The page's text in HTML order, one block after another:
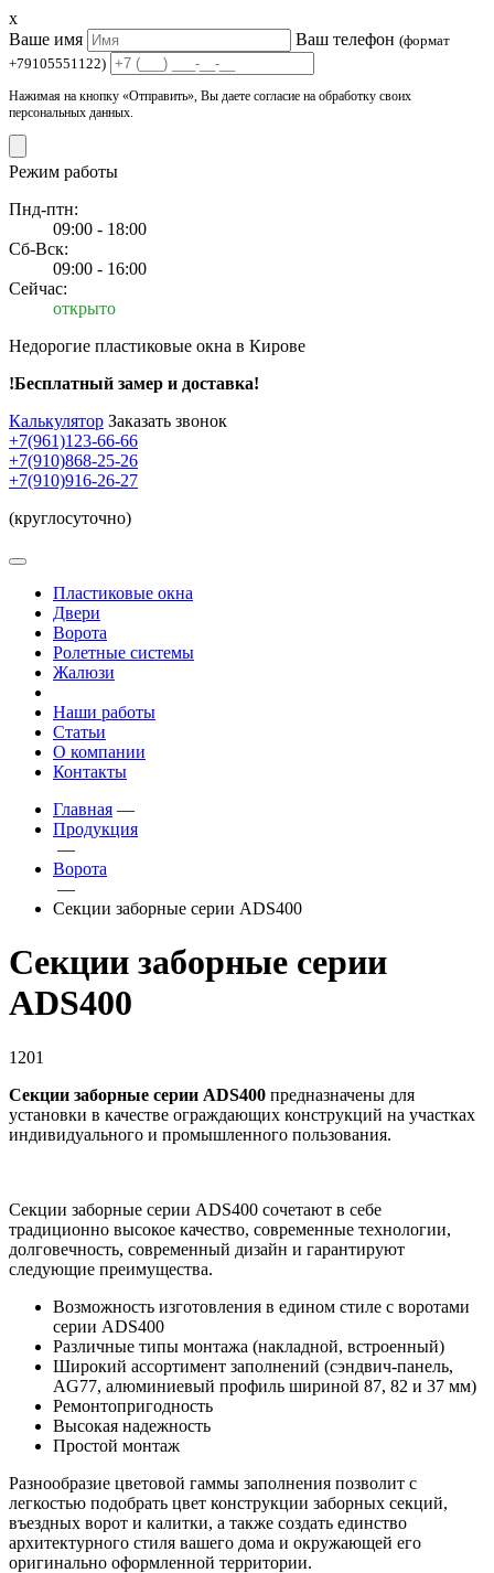
x
Ваше имя
Ваш телефон (формат
+79105551122)
Нажимая на кнопку «Отправить», Вы даете согласие на обработку своих
персональных данных.
Режим работы
Пнд-птн:
09:00 - 18:00
Сб-Вск:
09:00 - 16:00
Сейчас:
открыто
Недорогие пластиковые окна в Кирове
!Бесплатный замер и доставка!
Калькулятор Заказать звонок
+7(961)123-66-66
+7(910)868-25-26
+7(910)916-26-27
(круглосуточно)
Пластиковые окна
Двери
Ворота
Ролетные системы
Жалюзи
Наши работы
Статьи
О компании
Контакты
Главная —
Продукция
—
Ворота
—
Секции заборные серии ADS400
Секции заборные серии
ADS400
1201
Секции заборные серии ADS400 предназначены для
установки в качестве ограждающих конструкций на участках
индивидуального и промышленного пользования.
Секции заборные серии ADS400 сочетают в себе
традиционно высокое качество, современные технологии,
долговечность, современный дизайн и гарантируют
следующие преимущества.
Возможность изготовления в едином стиле с воротами
серии ADS400
Различные типы монтажа (накладной, встроенный)
Широкий ассортимент заполнений (сэндвич-панель,
AG77, алюминиевый профиль шириной 87, 82 и 37 мм)
Ремонтопригодность
Высокая надежность
Простой монтаж
Разнообразие цветовой гаммы заполнения позволит с
легкостью подобрать цвет конструкции заборных секций,
въездных ворот и калитки, а также создать единство
архитектурного стиля вашего дома и окружающей его
оригинально оформленной территории.